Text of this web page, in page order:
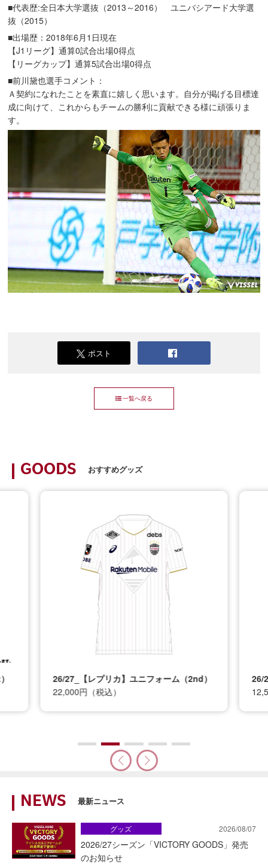
■代表歴:全日本大学選抜（2013～2016） ユニバシアード大学選
抜（2015）
■出場歴：2018年6月1日現在
【J1リーグ】通算0試合出場0得点
【リーグカップ】通算5試合出場0得点
■前川黛也選手コメント：
Ａ契約になれたことを素直に嬉しく思います。自分が掲げる目標達
成に向けて、これからもチームの勝利に貢献できる様に頑張りま
す。
ポスト
一覧へ戻る
GOODS おすすめグッズ
26/27_【レプリカ】ユニフォーム（2nd）
22,000円（税込）
26/
NEWS 最新ニュース
2026/08/07
2026/27シーズン「VICTORY GOODS」発売
のお知らせ
グッズ